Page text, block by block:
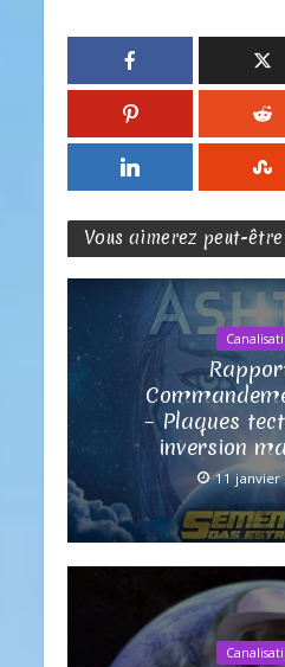
Vous aimerez peut-
– Plaques
inversion
11 janvier